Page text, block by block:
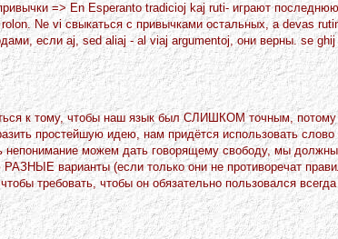
=> En Esperanto tradicioj kaj ruti- играют
Ne vi свыкаться с привычками остальных, а devas
если aj, sed aliaj - al viaj argumentoj, они верны. se
к тому, чтобы наш язык был СЛИШКОМ точным, потому
простейшую идею, нам придётся использовать слово
непонимание можем дать говорящему свободу, мы
варианты (если только они не противоречат
требовать, чтобы он обязательно пользовался